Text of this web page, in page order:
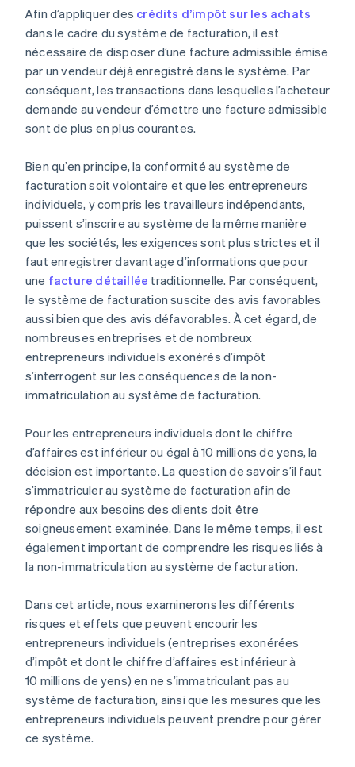
Afin d’appliquer des crédits d’impôt sur les achats
dans le cadre du système de facturation, il est
nécessaire de disposer d’une facture admissible émise
par un vendeur déjà enregistré dans le système. Par
conséquent, les transactions dans lesquelles l’acheteur
demande au vendeur d’émettre une facture admissible
sont de plus en plus courantes.
Bien qu’en principe, la conformité au système de
facturation soit volontaire et que les entrepreneurs
individuels, y compris les travailleurs indépendants,
puissent s’inscrire au système de la même manière
que les sociétés, les exigences sont plus strictes et il
faut enregistrer davantage d’informations que pour
une facture détaillée traditionnelle. Par conséquent,
le système de facturation suscite des avis favorables
aussi bien que des avis défavorables. À cet égard, de
nombreuses entreprises et de nombreux
entrepreneurs individuels exonérés d’impôt
s’interrogent sur les conséquences de la non-
immatriculation au système de facturation.
Pour les entrepreneurs individuels dont le chiffre
d’affaires est inférieur ou égal à 10 millions de yens, la
décision est importante. La question de savoir s’il faut
s’immatriculer au système de facturation afin de
répondre aux besoins des clients doit être
soigneusement examinée. Dans le même temps, il est
également important de comprendre les risques liés à
la non-immatriculation au système de facturation.
Dans cet article, nous examinerons les différents
risques et effets que peuvent encourir les
entrepreneurs individuels (entreprises exonérées
d’impôt et dont le chiffre d’affaires est inférieur à
10 millions de yens) en ne s’immatriculant pas au
système de facturation, ainsi que les mesures que les
entrepreneurs individuels peuvent prendre pour gérer
ce système.